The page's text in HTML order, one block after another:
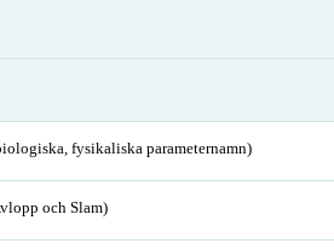
fysikaliska parameternamn)
och Slam)